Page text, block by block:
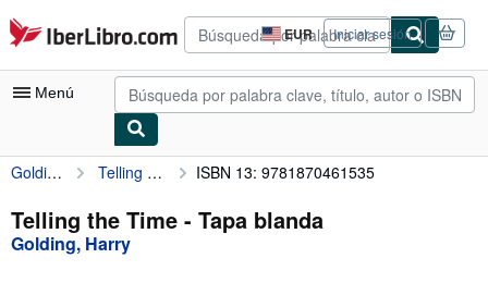
Pasar al contenido principal
IberLibro.com EUR
Preferencias
de
compra
del
Iniciar sesión
Menú
Mi cuenta
Consultar mis pedidos
Búsqueda avanzada
Golding, Harry Telling the Time ISBN 13: 9781870461535
Telling the Time - Tapa blanda
Golding, Harry